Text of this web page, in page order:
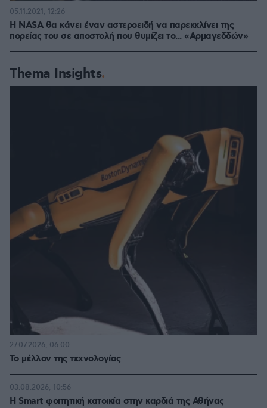
Η NASA θα κάνει έναν αστεροειδή να παρεκκλίνει της
πορείας του σε αποστολή που θυμίζει το... «Αρμαγεδδών»
05.11.2021, 12:26
Thema Insights
Το μέλλον της τεχνολογίας
27.07.2026, 06:00
Η Smart φοιτητική κατοικία στην καρδιά της Αθήνας
03.08.2026, 10:56